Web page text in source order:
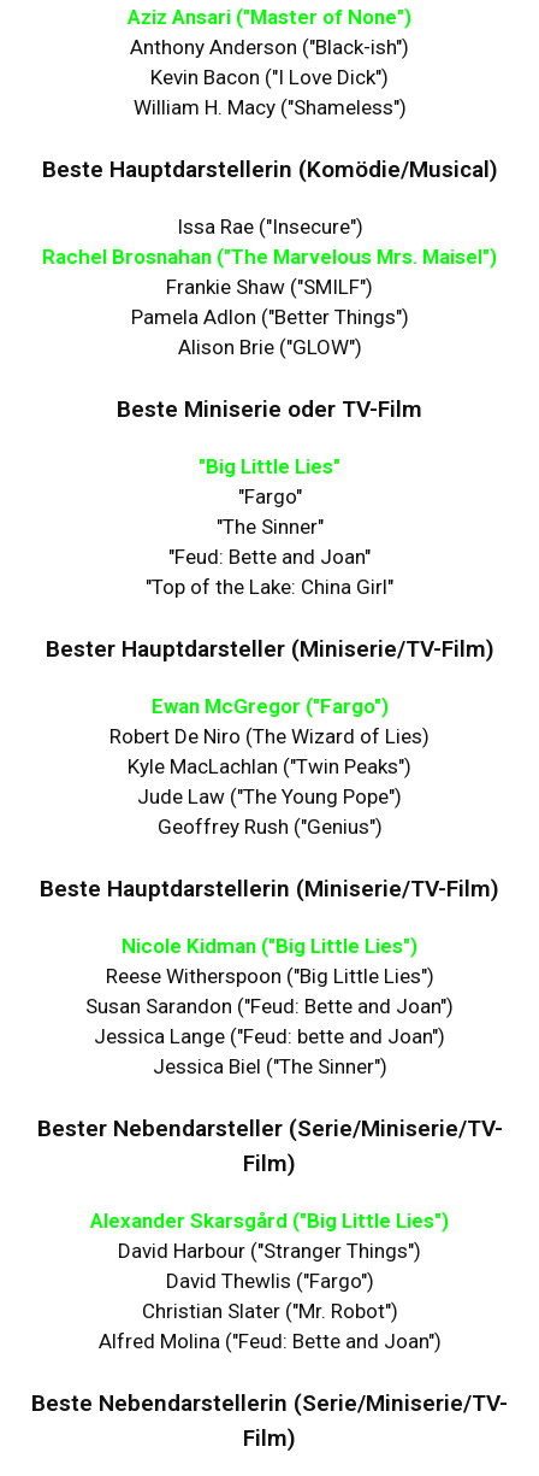
Aziz Ansari ("Master of None")
Anthony Anderson ("Black-ish")
Kevin Bacon ("I Love Dick")
William H. Macy ("Shameless")
Beste Hauptdarstellerin (Komödie/Musical)
Issa Rae ("Insecure")
Rachel Brosnahan ("The Marvelous Mrs. Maisel")
Frankie Shaw ("SMILF")
Pamela Adlon ("Better Things")
Alison Brie ("GLOW")
Beste Miniserie oder TV-Film
"Big Little Lies"
"Fargo"
"The Sinner"
"Feud: Bette and Joan"
"Top of the Lake: China Girl"
Bester Hauptdarsteller (Miniserie/TV-Film)
Ewan McGregor ("Fargo")
Robert De Niro (The Wizard of Lies)
Kyle MacLachlan ("Twin Peaks")
Jude Law ("The Young Pope")
Geoffrey Rush ("Genius")
Beste Hauptdarstellerin (Miniserie/TV-Film)
Nicole Kidman ("Big Little Lies")
Reese Witherspoon ("Big Little Lies")
Susan Sarandon ("Feud: Bette and Joan")
Jessica Lange ("Feud: bette and Joan")
Jessica Biel ("The Sinner")
Bester Nebendarsteller (Serie/Miniserie/TV-
Film)
Alexander Skarsgård ("Big Little Lies")
David Harbour ("Stranger Things")
David Thewlis ("Fargo")
Christian Slater ("Mr. Robot")
Alfred Molina ("Feud: Bette and Joan")
Beste Nebendarstellerin (Serie/Miniserie/TV-
Film)